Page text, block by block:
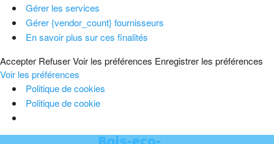
Gérer les services
Gérer {vendor_count} fournisseurs
En savoir plus sur ces finalités
Accepter RefuserVoir les préférences Enregistrer les préférences
Voir les préférences
Politique de cookies
Politique de cookie